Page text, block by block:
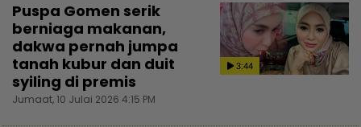
3:44
Puspa Gomen serik
berniaga makanan,
dakwa pernah jumpa
tanah kubur dan duit
syiling di premis
Jumaat, 10 Julai 2026 4:15 PM